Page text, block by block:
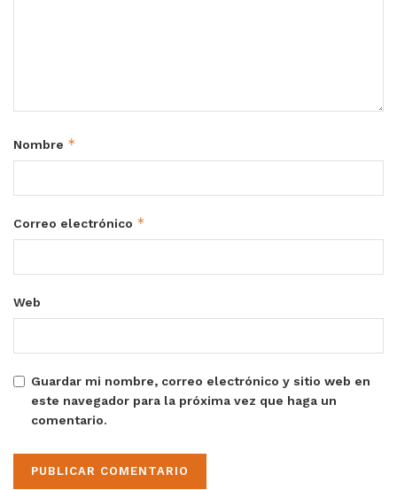
Nombre *
Correo electrónico *
Web
Guardar mi nombre, correo electrónico y sitio web en
este navegador para la próxima vez que haga un
comentario.